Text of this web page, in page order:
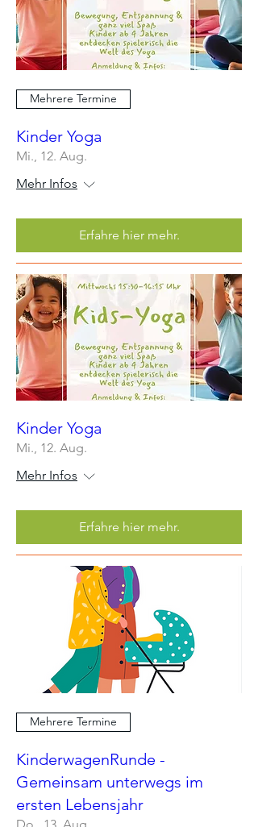
Mehrere Termine
Kinder Yoga
Mi., 12. Aug.
Mehr Infos
Erfahre hier mehr.
Kinder Yoga
Mi., 12. Aug.
Mehr Infos
Erfahre hier mehr.
Mehrere Termine
KinderwagenRunde -
Gemeinsam unterwegs im
ersten Lebensjahr
Do., 13. Aug.